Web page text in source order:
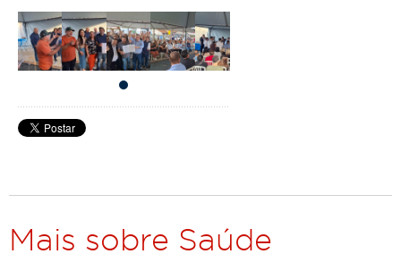
Mais sobre Saúde